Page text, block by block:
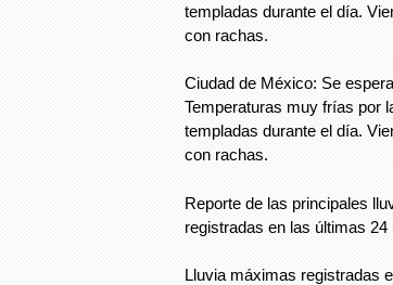
templadas durante el día.
con rachas.
Ciudad de México: Se
Temperaturas muy frías por
templadas durante el día.
con rachas.
Reporte de las principales
registradas en las últimas 24
Lluvia máximas registradas